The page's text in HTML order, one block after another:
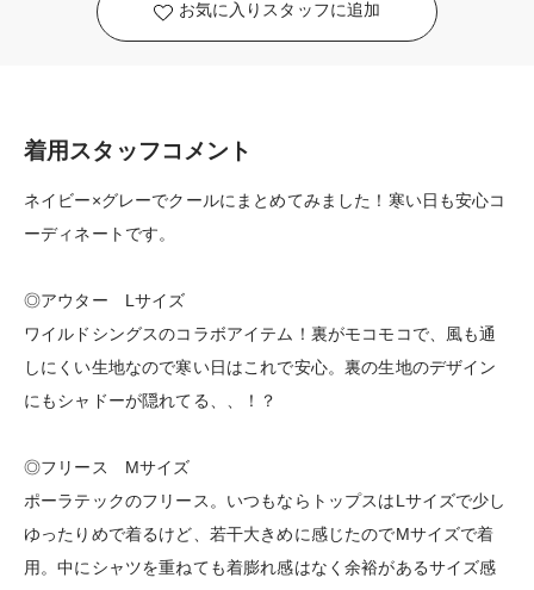
お気に入りスタッフに追加
着用スタッフコメント
ネイビー×グレーでクールにまとめてみました！寒い日も安心コ
ーディネートです。
◎アウター Lサイズ
ワイルドシングスのコラボアイテム！裏がモコモコで、風も通
しにくい生地なので寒い日はこれで安心。裏の生地のデザイン
にもシャドーが隠れてる、、！？
◎フリース Mサイズ
ポーラテックのフリース。いつもならトップスはLサイズで少し
ゆったりめで着るけど、若干大きめに感じたのでMサイズで着
用。中にシャツを重ねても着膨れ感はなく余裕があるサイズ感